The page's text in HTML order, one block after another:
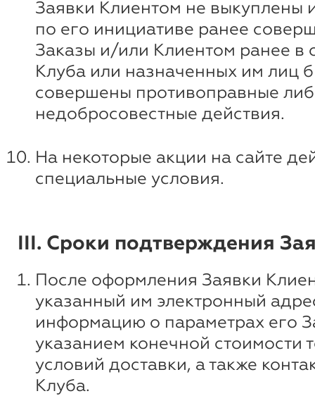
Заявки Клиентом не выкуплены
по его инициативе ранее
Заказы и/или Клиентом ранее в
Клуба или назначенных им лиц
совершены противоправные
недобросовестные действия.
На некоторые акции на сайте
специальные условия.
III. Сроки подтверждения
После оформления Заявки
указанный им электронный
информацию о параметрах его
указанием конечной стоимости
условий доставки, а также
Клуба.